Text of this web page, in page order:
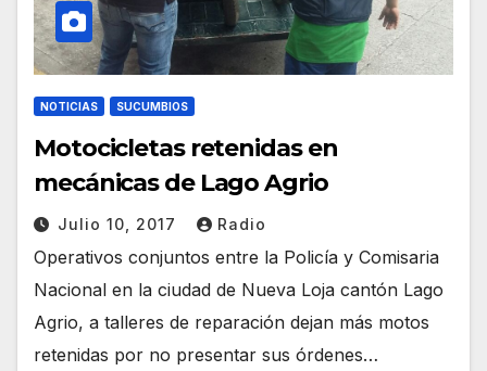
NOTICIAS SUCUMBIOS
Motocicletas retenidas en
mecánicas de Lago Agrio
Julio 10, 2017 Radio
Operativos conjuntos entre la Policía y Comisaria
Nacional en la ciudad de Nueva Loja cantón Lago
Agrio, a talleres de reparación dejan más motos
retenidas por no presentar sus órdenes…